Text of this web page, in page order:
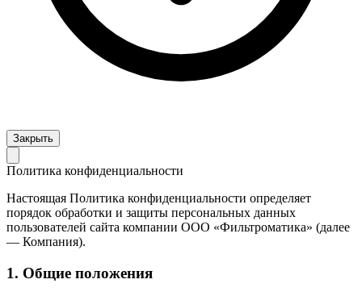
Закрыть
Политика конфиденциальности
Настоящая Политика конфиденциальности определяет
порядок обработки и защиты персональных данных
пользователей сайта компании ООО «Фильтроматика» (далее
— Компания).
1. Общие положения